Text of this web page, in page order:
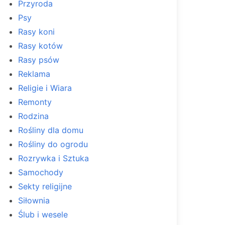
Przyroda
Psy
Rasy koni
Rasy kotów
Rasy psów
Reklama
Religie i Wiara
Remonty
Rodzina
Rośliny dla domu
Rośliny do ogrodu
Rozrywka i Sztuka
Samochody
Sekty religijne
Siłownia
Ślub i wesele